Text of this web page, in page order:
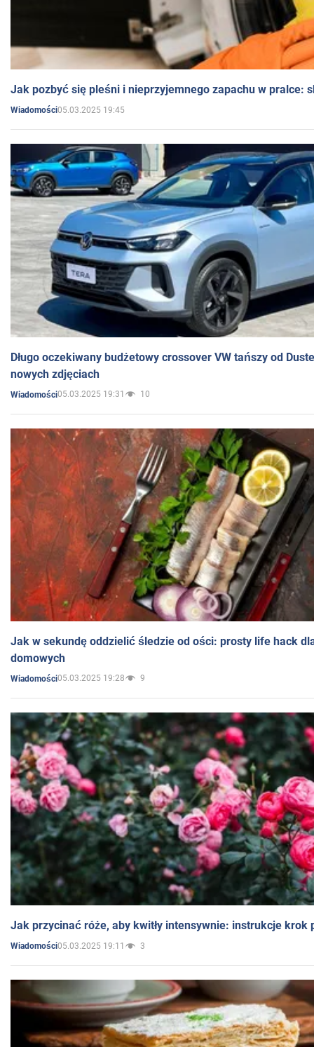
Jak pozbyć się pleśni i nieprzyjemnego zapachu w pralce:
Wiadomości05.03.2025 19:45
Długo oczekiwany budżetowy crossover VW tańszy od
nowych zdjęciach
Wiadomości05.03.2025 19:31 10
Jak w sekundę oddzielić śledzie od ości: prosty life hack
domowych
Wiadomości05.03.2025 19:28 9
Jak przycinać róże, aby kwitły intensywnie: instrukcje krok
Wiadomości05.03.2025 19:11 3